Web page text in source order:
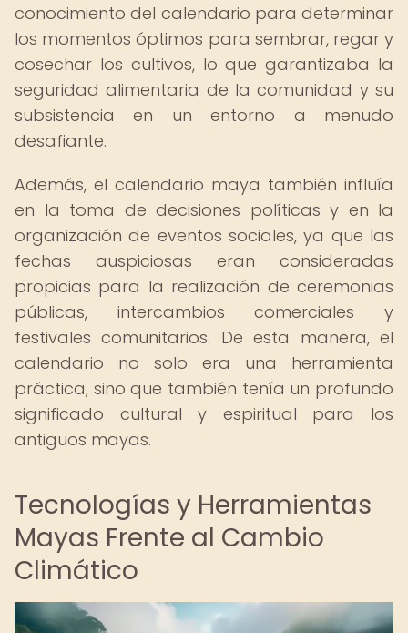
conocimiento del calendario para determinar
los momentos óptimos para sembrar, regar y
cosechar los cultivos, lo que garantizaba la
seguridad alimentaria de la comunidad y su
subsistencia en un entorno a menudo
desafiante.
Además, el calendario maya también influía
en la toma de decisiones políticas y en la
organización de eventos sociales, ya que las
fechas auspiciosas eran consideradas
propicias para la realización de ceremonias
públicas, intercambios comerciales y
festivales comunitarios. De esta manera, el
calendario no solo era una herramienta
práctica, sino que también tenía un profundo
significado cultural y espiritual para los
antiguos mayas.
Tecnologías y Herramientas
Mayas Frente al Cambio
Climático